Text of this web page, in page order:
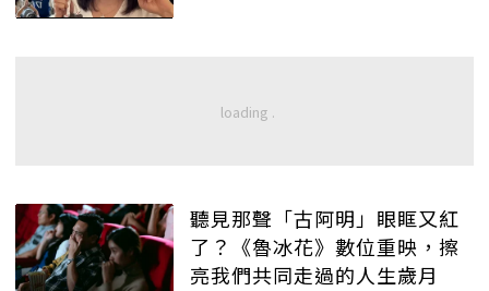
聽見那聲「古阿明」眼眶又紅
了？《魯冰花》數位重映，擦
亮我們共同走過的人生歲月